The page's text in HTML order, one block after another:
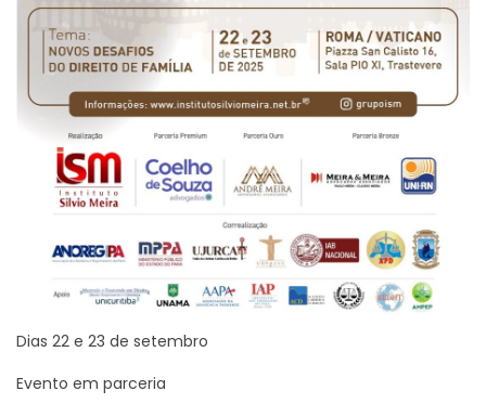
Dias 22 e 23 de setembro
Evento em parceria